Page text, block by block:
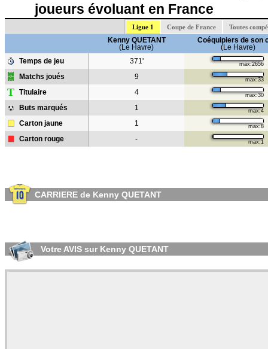
joueurs évoluant en France
Ligue 1 Coupe de France Toutes
Kenny QUETANT
(Le Havre)
Coéquipiers de son
(Le Havre)
Temps de jeu
371' max:2656
Matchs joués 9 max:33
T Titulaire 4 max:30
Buts marqués 1 max:4
Carton jaune 1 max:8
Carton rouge - max:1
CARRIERE de Kenny QUETANT
Votre AVIS sur Kenny QUETANT